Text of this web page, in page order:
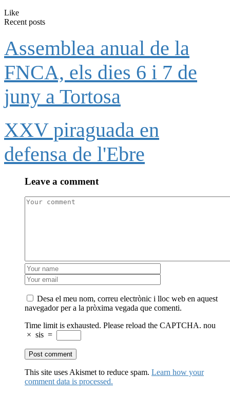
Like
Recent posts
Assemblea anual de la
FNCA, els dies 6 i 7 de
juny a Tortosa
XXV piraguada en
defensa de l'Ebre
Leave a comment
Desa el meu nom, correu electrònic i lloc web en aquest
navegador per a la pròxima vegada que comenti.
Time limit is exhausted. Please reload the CAPTCHA. nou
× sis =
This site uses Akismet to reduce spam. Learn how your
comment data is processed.